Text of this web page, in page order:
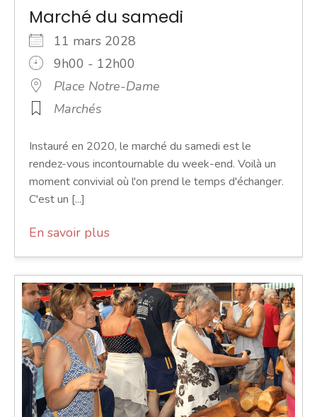
Marché du samedi
11 mars 2028
9h00 - 12h00
Place Notre-Dame
Marchés
Instauré en 2020, le marché du samedi est le
rendez-vous incontournable du week-end. Voilà un
moment convivial où l'on prend le temps d'échanger.
C'est un [...]
En savoir plus